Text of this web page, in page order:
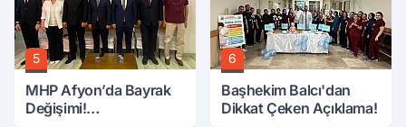
5
MHP Afyon’da Bayrak
Değişimi!
6
Başhekim Balcı'dan
Dikkat Çeken Açıklama!